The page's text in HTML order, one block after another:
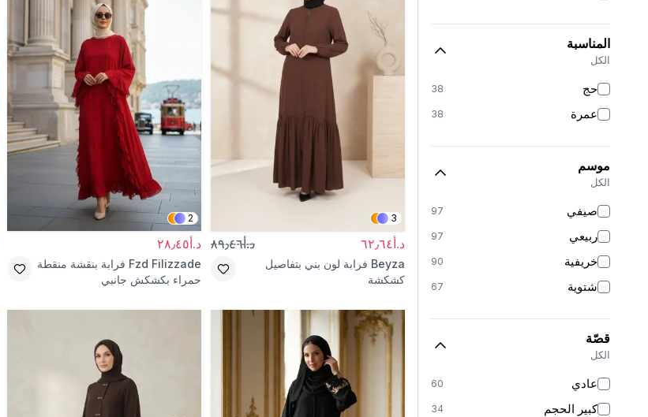
المناسبة
الكل
حج 38
عمرة 38
موسم
الكل
صيفي 97
ربيعي 97
خريفية 90
شتوية 67
قصّة
الكل
عادي 60
كبير الحجم 34
3
د.أ٦٢٫٦٤ د.أ٨٩٫٤٦
Beyza فرابة لون بني بتفاصيل
كشكشة
2
د.أ٢٨٫٤٥
Fzd Filizzade فرابة بنقشة منقطة
حمراء بكشكش جانبي